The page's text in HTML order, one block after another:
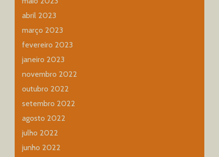
abril 2023
março 2023
fevereiro 2023
janeiro 2023
novembro 2022
outubro 2022
setembro 2022
agosto 2022
julho 2022
junho 2022